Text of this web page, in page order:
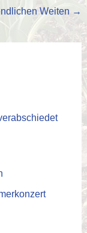
Weiten →